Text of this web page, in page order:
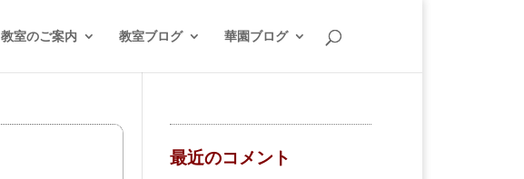
教室のご案内 教室ブログ 華園ブログ
最近のコメント